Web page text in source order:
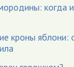
когда
кроны яблони: